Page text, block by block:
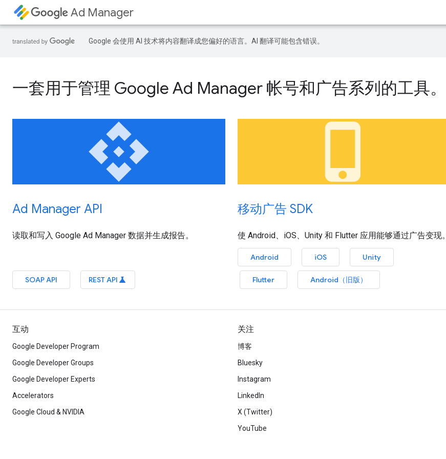
Ad Manager
Google 会使用 AI 技术将内容翻译成您偏好的语言。AI 翻译可能包含错误。
一套用于管理 Google Ad Manager 帐号和广告系列的工具。
api
Ad Manager API
读取和写入 Google Ad Manager 数据并生成报告。
SOAP API REST API science
phone_iphone
移动广告 SDK
使 Android、iOS、Unity 和 Flutter 应用能够通过广告变现。
Android iOS Unity
Flutter Android（旧版）
互动
Google Developer Program
Google Developer Groups
Google Developer Experts
Accelerators
Google Cloud & NVIDIA
关注
博客
Bluesky
Instagram
LinkedIn
X (Twitter)
YouTube